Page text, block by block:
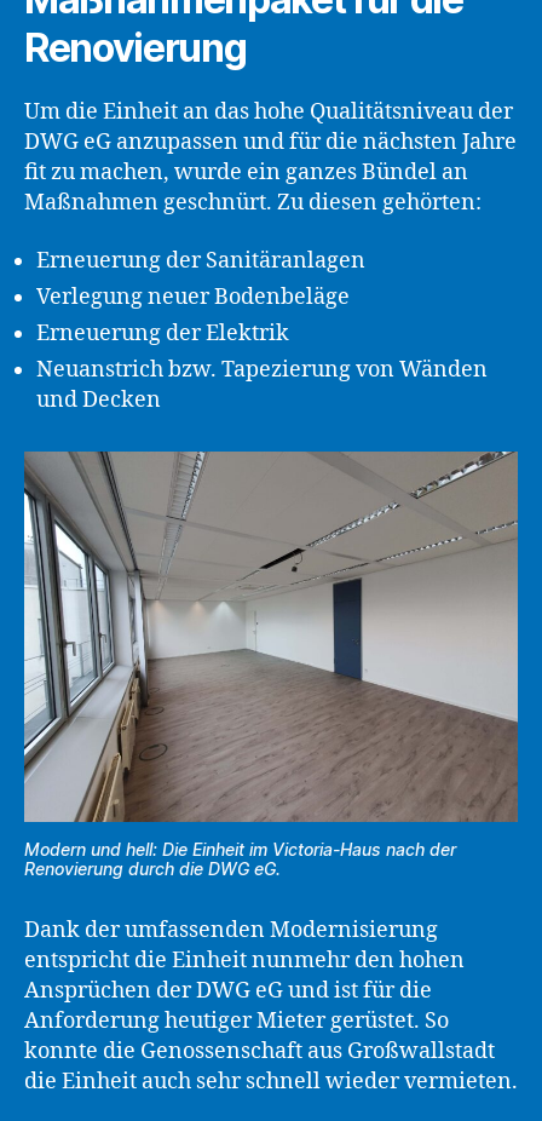
Renovierung
Um die Einheit an das hohe Qualitätsniveau der
DWG eG anzupassen und für die nächsten Jahre
fit zu machen, wurde ein ganzes Bündel an
Maßnahmen geschnürt. Zu diesen gehörten:
Erneuerung der Sanitäranlagen
Verlegung neuer Bodenbeläge
Erneuerung der Elektrik
Neuanstrich bzw. Tapezierung von Wänden
und Decken
Modern und hell: Die Einheit im Victoria-Haus nach der
Renovierung durch die DWG eG.
Dank der umfassenden Modernisierung
entspricht die Einheit nunmehr den hohen
Ansprüchen der DWG eG und ist für die
Anforderung heutiger Mieter gerüstet. So
konnte die Genossenschaft aus Großwallstadt
die Einheit auch sehr schnell wieder vermieten.